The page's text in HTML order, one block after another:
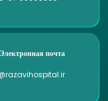
Электронная почта